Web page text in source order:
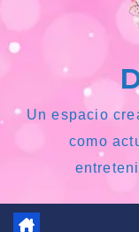
Un espacio
como